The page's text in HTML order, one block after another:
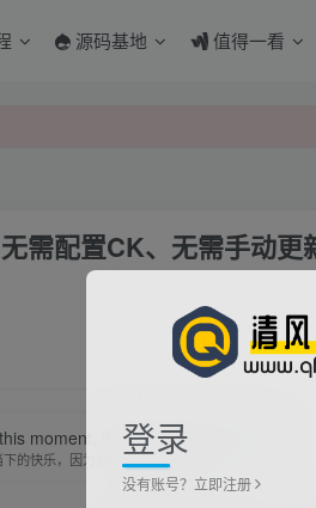
源码基地 值得一看
需配置CK、无需手动更
moment, this moment is your life.
的快乐，因为这一刻正是你的人生
登录
没有账号？立即注册